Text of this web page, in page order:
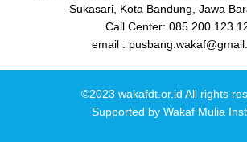
Sukasari, Kota Bandung, Jawa
Call Center: 085 200 123
email :
©2023 wakafdt.or.id All rights
Supported by Wakaf Mulia